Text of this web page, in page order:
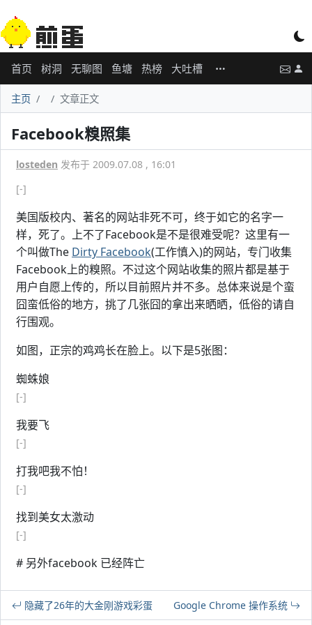
首页 树洞 无聊图 鱼塘 热榜 大吐槽
主页 文章正文
Facebook糗照集
losteden 发布于 2009.07.08 , 16:01
[-]
美国版校内、著名的网站非死不可，终于如它的名字一
样，死了。上不了Facebook是不是很难受呢？这里有一
个叫做The Dirty Facebook(工作慎入)的网站，专门收集
Facebook上的糗照。不过这个网站收集的照片都是基于
用户自愿上传的，所以目前照片并不多。总体来说是个蛮
囧蛮低俗的地方，挑了几张囧的拿出来晒晒，低俗的请自
行围观。
如图，正宗的鸡鸡长在脸上。以下是5张图：
蜘蛛娘
[-]
我要飞
[-]
打我吧我不怕！
[-]
找到美女太激动
[-]
# 另外facebook 已经阵亡
隐藏了26年的大金刚游戏彩蛋 Google Chrome 操作系统